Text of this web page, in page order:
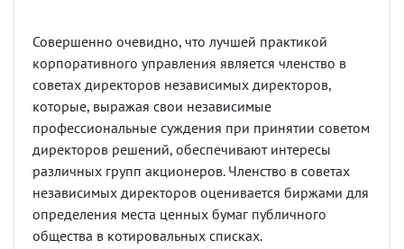
Совершенно очевидно, что лучшей практикой
корпоративного управления является членство в
советах директоров независимых директоров,
которые, выражая свои независимые
профессиональные суждения при принятии советом
директоров решений, обеспечивают интересы
различных групп акционеров. Членство в советах
независимых директоров оценивается биржами для
определения места ценных бумаг публичного
общества в котировальных списках.